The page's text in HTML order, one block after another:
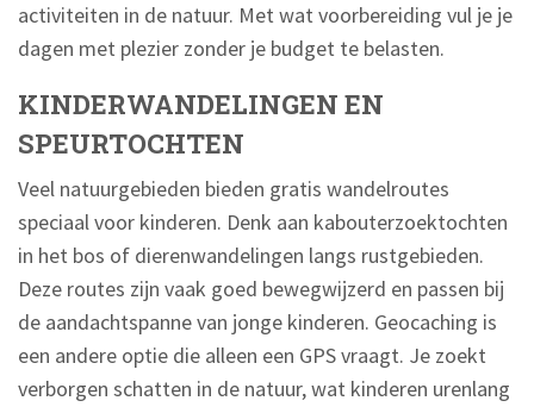
activiteiten in de natuur. Met wat voorbereiding vul je je
dagen met plezier zonder je budget te belasten.
KINDERWANDELINGEN EN
SPEURTOCHTEN
Veel natuurgebieden bieden gratis wandelroutes
speciaal voor kinderen. Denk aan kabouterzoektochten
in het bos of dierenwandelingen langs rustgebieden.
Deze routes zijn vaak goed bewegwijzerd en passen bij
de aandachtspanne van jonge kinderen. Geocaching is
een andere optie die alleen een GPS vraagt. Je zoekt
verborgen schatten in de natuur, wat kinderen urenlang